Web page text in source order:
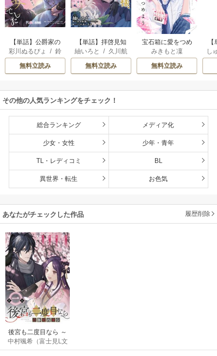
【単話】公爵家の
長女でした
彩川ぬるぴょ /鈴
音さや /
無料立読み
【単話】拝啓見知
らぬ旦那様、離婚
していただきます
紬いろと / 久川航
/ あいるむ
無料立読み
宝石箱に愛をつめ
よう
みきもと凜
無料立読み
あ
し
その他の人気ランキングをチェック！
総合ランキング メディア化
少女・女性 少年・青年
TL・レディコミ BL
異世界・転生 お色気
あなたがチェックした作品 履歴削除
後宮も二度目なら ～
白豚妃再来伝～【分
冊版】
中村颯希（富士見L文
庫／KADOKAWA刊）